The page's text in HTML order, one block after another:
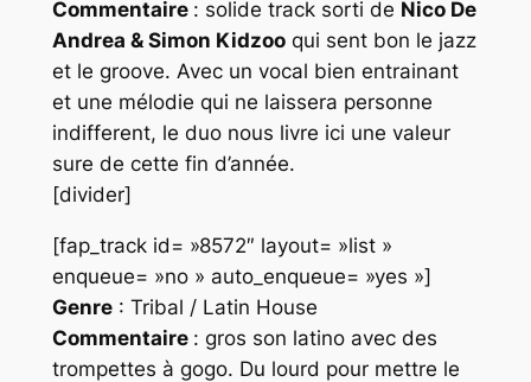
Commentaire : solide track sorti de Nico De
Andrea & Simon Kidzooqui sent bon le jazz
et le groove. Avec un vocal bien entrainant
et une mélodie qui ne laissera personne
indifferent, le duo nous livre ici une valeur
sure de cette fin d’année.
[divider]
[fap_track id= »8572″ layout= »list »
enqueue= »no » auto_enqueue= »yes »]
Genre: Tribal / Latin House
Commentaire : gros son latino avec des
trompettes à gogo. Du lourd pour mettre le